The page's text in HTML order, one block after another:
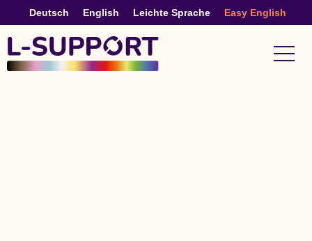
contentDeutsch English Leichte Sprache Easy English